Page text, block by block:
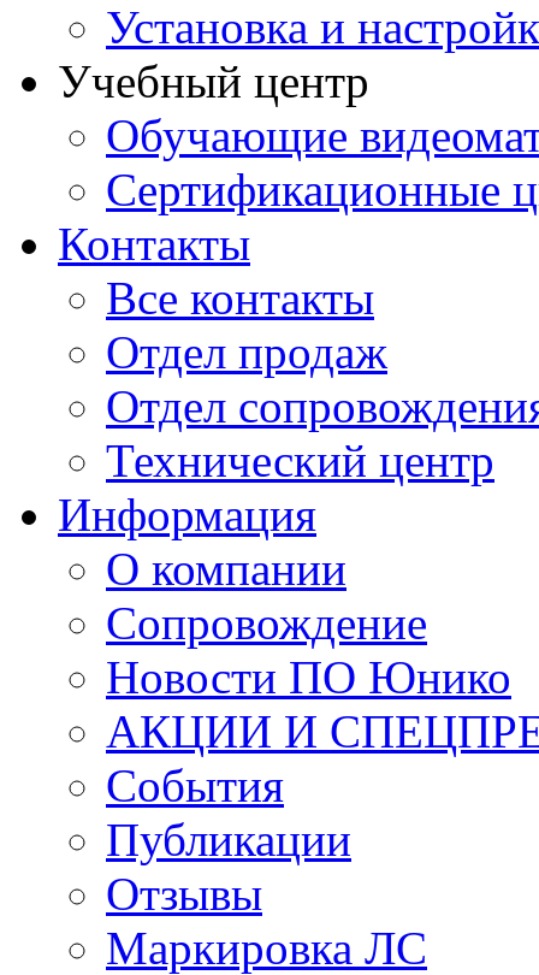
Установка и
Учебный центр
Обучающие
Сертификационные
Контакты
Все контакты
Отдел продаж
Отдел
Технический центр
Информация
О компании
Сопровождение
Новости ПО Юнико
АКЦИИ И
События
Публикации
Отзывы
Маркировка ЛС